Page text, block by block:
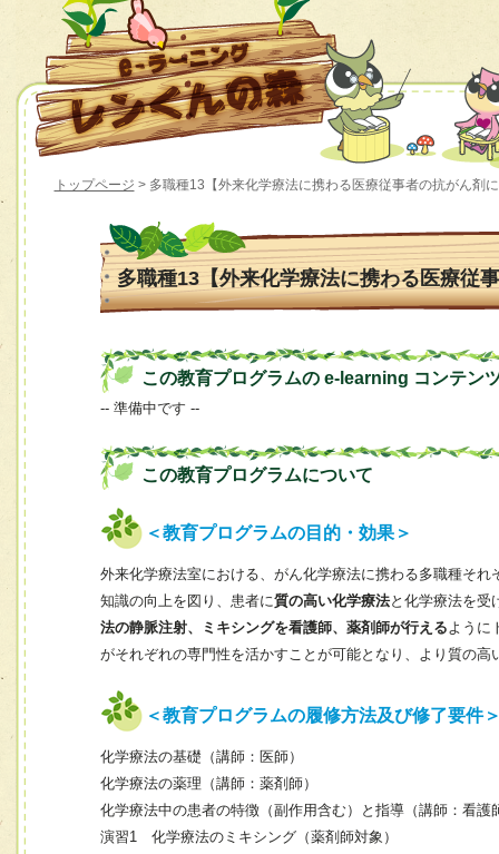
トップページ > 多職種13【外来化学療法に携わる医療従事者の抗がん剤
多職種13【外来化学療法に携わる医療従
この教育プログラムの e-learning コンテン
-- 準備中です --
この教育プログラムについて
＜教育プログラムの目的・効果＞
外来化学療法室における、がん化学療法に携わる多職種それ
知識の向上を図り、患者に質の高い化学療法と化学療法を受
法の静脈注射、ミキシングを看護師、薬剤師が行えるように
がそれぞれの専門性を活かすことが可能となり、より質の
＜教育プログラムの履修方法及び修了要件
化学療法の基礎（講師：医師）
化学療法の薬理（講師：薬剤師）
化学療法中の患者の特徴（副作用含む）と指導（講師：看護
演習1 化学療法のミキシング（薬剤師対象）